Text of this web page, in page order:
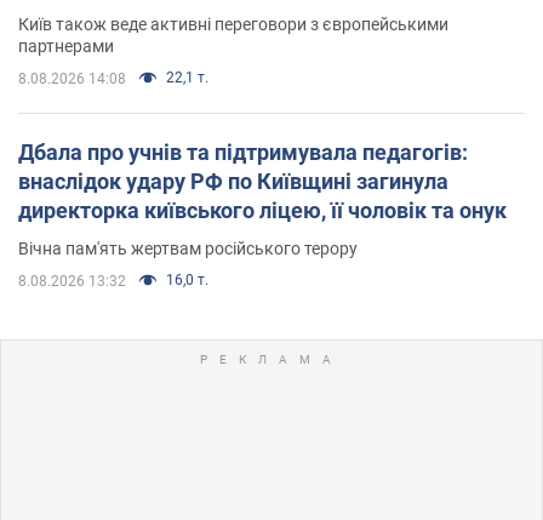
Київ також веде активні переговори з європейськими
партнерами
8.08.2026 14:08 22,1 т.
Дбала про учнів та підтримувала педагогів:
внаслідок удару РФ по Київщині загинула
директорка київського ліцею, її чоловік та онук
Вічна пам'ять жертвам російського терору
8.08.2026 13:32 16,0 т.